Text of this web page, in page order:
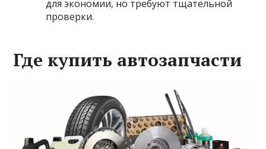
для экономии, но требуют тщательной
проверки.
Где купить автозапчасти